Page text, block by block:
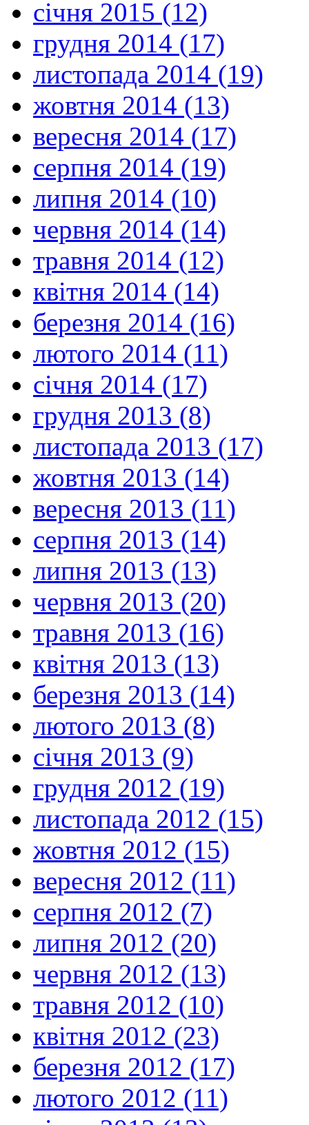
січня 2015 (12)
грудня 2014 (17)
листопада 2014 (19)
жовтня 2014 (13)
вересня 2014 (17)
серпня 2014 (19)
липня 2014 (10)
червня 2014 (14)
травня 2014 (12)
квітня 2014 (14)
березня 2014 (16)
лютого 2014 (11)
січня 2014 (17)
грудня 2013 (8)
листопада 2013 (17)
жовтня 2013 (14)
вересня 2013 (11)
серпня 2013 (14)
липня 2013 (13)
червня 2013 (20)
травня 2013 (16)
квітня 2013 (13)
березня 2013 (14)
лютого 2013 (8)
січня 2013 (9)
грудня 2012 (19)
листопада 2012 (15)
жовтня 2012 (15)
вересня 2012 (11)
серпня 2012 (7)
липня 2012 (20)
червня 2012 (13)
травня 2012 (10)
квітня 2012 (23)
березня 2012 (17)
лютого 2012 (11)